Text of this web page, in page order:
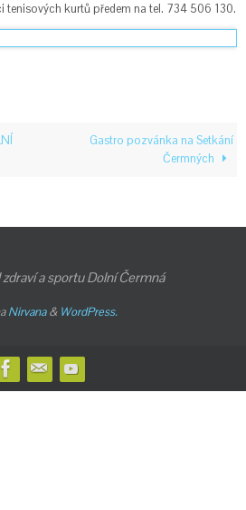
tenisových kurtů předem na tel. 734 506 130.
Gastro pozvánka na Setkání
Čermných
a sportu Dolní Čermná
Nirvana& WordPress.